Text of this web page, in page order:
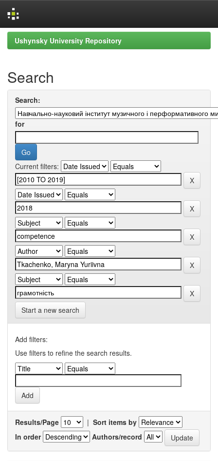
Skip
navigation
Ushynsky University Repository
Search
Search:
for
Current filters:
Start a new search
Add filters:
Use filters to refine the search results.
Results/Page | Sort items by
In order
Authors/record